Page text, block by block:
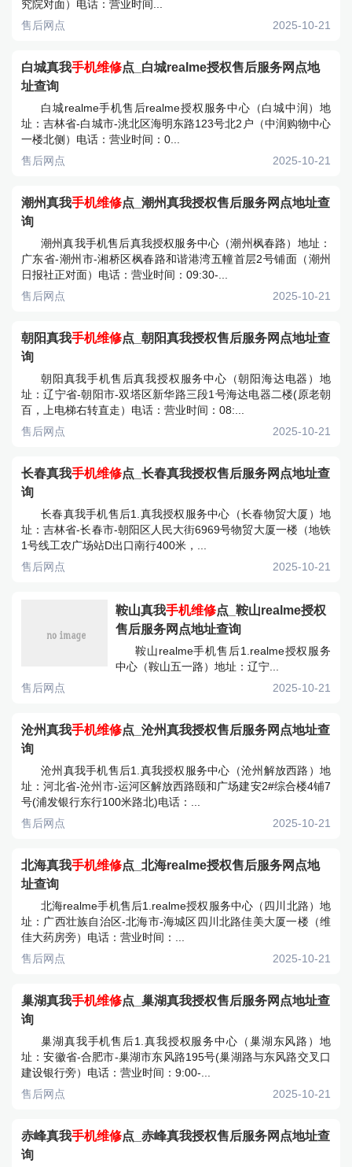
究院对面）电话：营业时间...
售后网点
2025-10-21
白城真我手机维修点_白城realme授权售后服务网点地
址查询
白城realme手机售后realme授权服务中心（白城中润）地
址：吉林省-白城市-洮北区海明东路123号北2户（中润购物中心
一楼北侧）电话：营业时间：0...
售后网点
2025-10-21
潮州真我手机维修点_潮州真我授权售后服务网点地址查
询
潮州真我手机售后真我授权服务中心（潮州枫春路）地址：
广东省-潮州市-湘桥区枫春路和谐港湾五幢首层2号铺面（潮州
日报社正对面）电话：营业时间：09:30-...
售后网点
2025-10-21
朝阳真我手机维修点_朝阳真我授权售后服务网点地址查
询
朝阳真我手机售后真我授权服务中心（朝阳海达电器）地
址：辽宁省-朝阳市-双塔区新华路三段1号海达电器二楼(原老朝
百，上电梯右转直走）电话：营业时间：08:...
售后网点
2025-10-21
长春真我手机维修点_长春真我授权售后服务网点地址查
询
长春真我手机售后1.真我授权服务中心（长春物贸大厦）地
址：吉林省-长春市-朝阳区人民大街6969号物贸大厦一楼（地铁
1号线工农广场站D出口南行400米，...
售后网点
2025-10-21
鞍山真我手机维修点_鞍山realme授权
售后服务网点地址查询
鞍山realme手机售后1.realme授权服务
中心（鞍山五一路）地址：辽宁...
售后网点
2025-10-21
沧州真我手机维修点_沧州真我授权售后服务网点地址查
询
沧州真我手机售后1.真我授权服务中心（沧州解放西路）地
址：河北省-沧州市-运河区解放西路颐和广场建安2#综合楼4铺7
号(浦发银行东行100米路北)电话：...
售后网点
2025-10-21
北海真我手机维修点_北海realme授权售后服务网点地
址查询
北海realme手机售后1.realme授权服务中心（四川北路）地
址：广西壮族自治区-北海市-海城区四川北路佳美大厦一楼（维
佳大药房旁）电话：营业时间：...
售后网点
2025-10-21
巢湖真我手机维修点_巢湖真我授权售后服务网点地址查
询
巢湖真我手机售后1.真我授权服务中心（巢湖东风路）地
址：安徽省-合肥市-巢湖市东风路195号(巢湖路与东风路交叉口
建设银行旁）电话：营业时间：9:00-...
售后网点
2025-10-21
赤峰真我手机维修点_赤峰真我授权售后服务网点地址查
询